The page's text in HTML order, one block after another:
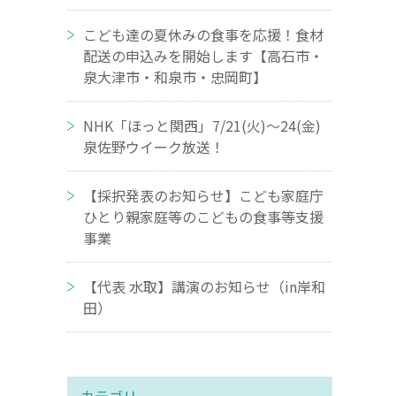
こども達の夏休みの食事を応援！食材
配送の申込みを開始します【高石市・
泉大津市・和泉市・忠岡町】
NHK「ほっと関西」7/21(火)～24(金)
泉佐野ウイーク放送！
【採択発表のお知らせ】こども家庭庁
ひとり親家庭等のこどもの食事等支援
事業
【代表 水取】講演のお知らせ（in岸和
田）